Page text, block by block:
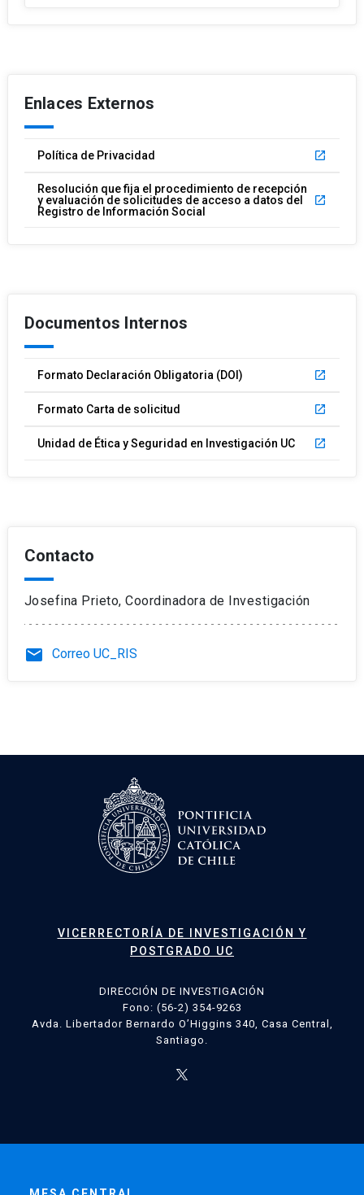
Enlaces Externos
Política de Privacidad launch
Resolución que fija el procedimiento de recepción
y evaluación de solicitudes de acceso a datos del
Registro de Información Social
launch
Documentos Internos
Formato Declaración Obligatoria (DOI) launch
Formato Carta de solicitud launch
Unidad de Ética y Seguridad en Investigación UC launch
Contacto
Josefina Prieto, Coordinadora de Investigación
email Correo UC_RIS
VICERRECTORÍA DE INVESTIGACIÓN Y
POSTGRADO UC
DIRECCIÓN DE INVESTIGACIÓN
Fono: (56-2) 354-9263
Avda. Libertador Bernardo O’Higgins 340, Casa Central,
Santiago.